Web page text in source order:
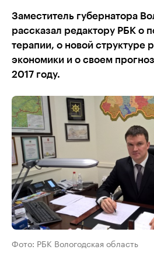
Заместитель губернатора
рассказал редактору РБК о
терапии, о новой структуре
экономики и о своем
2017 году.
Фото: РБК Вологодская область